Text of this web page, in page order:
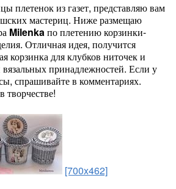
плетенок из газет, представляю вам
мастериц. Ниже размещаю
Milenkaпо плетению корзинки-
Отличная идея, получится
корзинка для клубков ниточек и
принадлежностей. Если у
спрашивайте в комментариях.
творчестве!
[700x462]